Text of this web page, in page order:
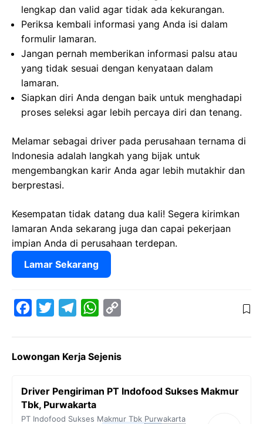
lengkap dan valid agar tidak ada kekurangan.
Periksa kembali informasi yang Anda isi dalam
formulir lamaran.
Jangan pernah memberikan informasi palsu atau
yang tidak sesuai dengan kenyataan dalam
lamaran.
Siapkan diri Anda dengan baik untuk menghadapi
proses seleksi agar lebih percaya diri dan tenang.
Melamar sebagai driver pada perusahaan ternama di
Indonesia adalah langkah yang bijak untuk
mengembangkan karir Anda agar lebih mutakhir dan
berprestasi.
Kesempatan tidak datang dua kali! Segera kirimkan
lamaran Anda sekarang juga dan capai pekerjaan
impian Anda di perusahaan terdepan.
Lamar Sekarang
e
o
o
t
e
e
r
a
W
t
A
p
y
i
Lowongan Kerja Sejenis
Driver Pengiriman PT Indofood Sukses Makmur
Tbk, Purwakarta
PT Indofood Sukses Makmur Tbk Purwakarta